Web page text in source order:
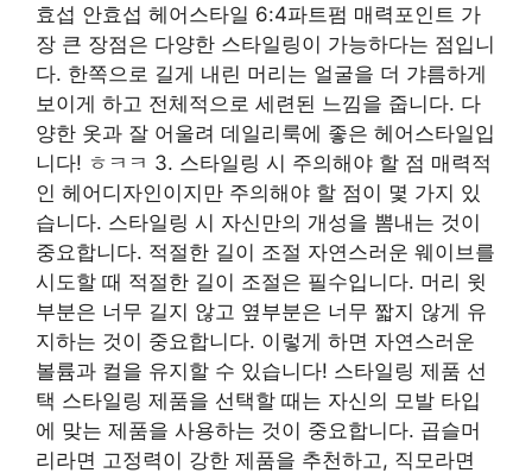
효섭 안효섭 헤어스타일 6:4파트펌 매력포인트 가
장 큰 장점은 다양한 스타일링이 가능하다는 점입니
다. 한쪽으로 길게 내린 머리는 얼굴을 더 갸름하게
보이게 하고 전체적으로 세련된 느낌을 줍니다. 다
양한 옷과 잘 어울려 데일리룩에 좋은 헤어스타일입
니다! ㅎㅋㅋ 3. 스타일링 시 주의해야 할 점 매력적
인 헤어디자인이지만 주의해야 할 점이 몇 가지 있
습니다. 스타일링 시 자신만의 개성을 뽐내는 것이
중요합니다. 적절한 길이 조절 자연스러운 웨이브를
시도할 때 적절한 길이 조절은 필수입니다. 머리 윗
부분은 너무 길지 않고 옆부분은 너무 짧지 않게 유
지하는 것이 중요합니다. 이렇게 하면 자연스러운
볼륨과 컬을 유지할 수 있습니다! 스타일링 제품 선
택 스타일링 제품을 선택할 때는 자신의 모발 타입
에 맞는 제품을 사용하는 것이 중요합니다. 곱슬머
리라면 고정력이 강한 제품을 추천하고, 직모라면